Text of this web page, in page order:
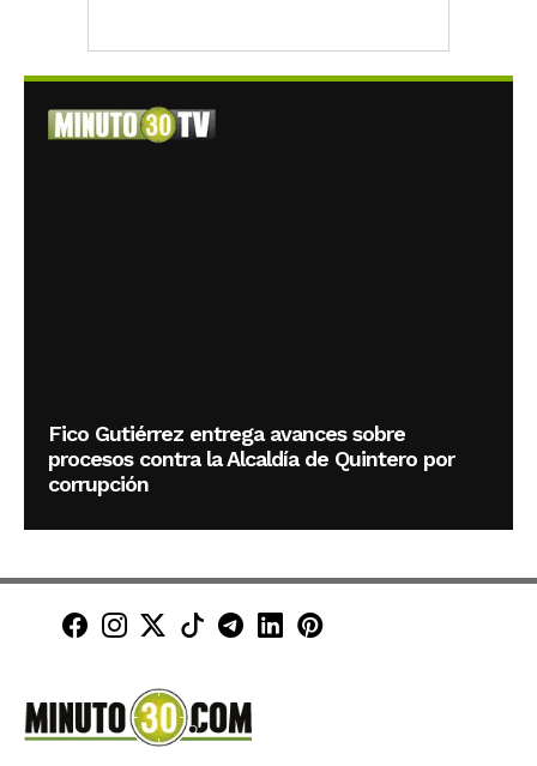
Fico Gutiérrez entrega avances sobre
procesos contra la Alcaldía de Quintero por
corrupción
Minuto30 en Facebook
Minuto30 en Instagram
Minuto30 en X (Twitter)
Minuto30 en TikTok
Canal de Minuto30 en
Minuto30 en LinkedIn
Minuto30 en